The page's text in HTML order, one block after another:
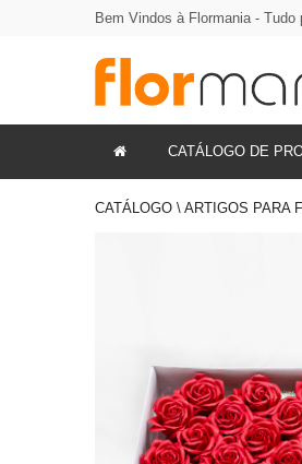
Bem Vindos à Flormania - Tudo
CATÁLOGO DE
CATÁLOGO \ ARTIGOS PARA